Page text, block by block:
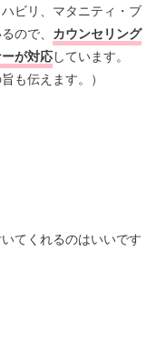
ビリ、マタニティ・ブ
ので、 カウンセリング
が対応しています。
も伝えます。）
てくれるのはいいです